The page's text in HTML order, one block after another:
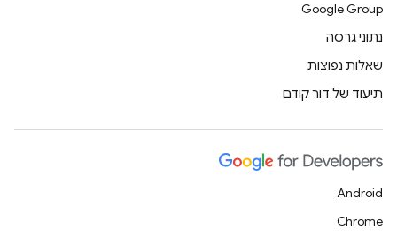
Google Group
נתוני גרסה
שאלות נפוצות
תיעוד של דור קודם
Android
Chrome